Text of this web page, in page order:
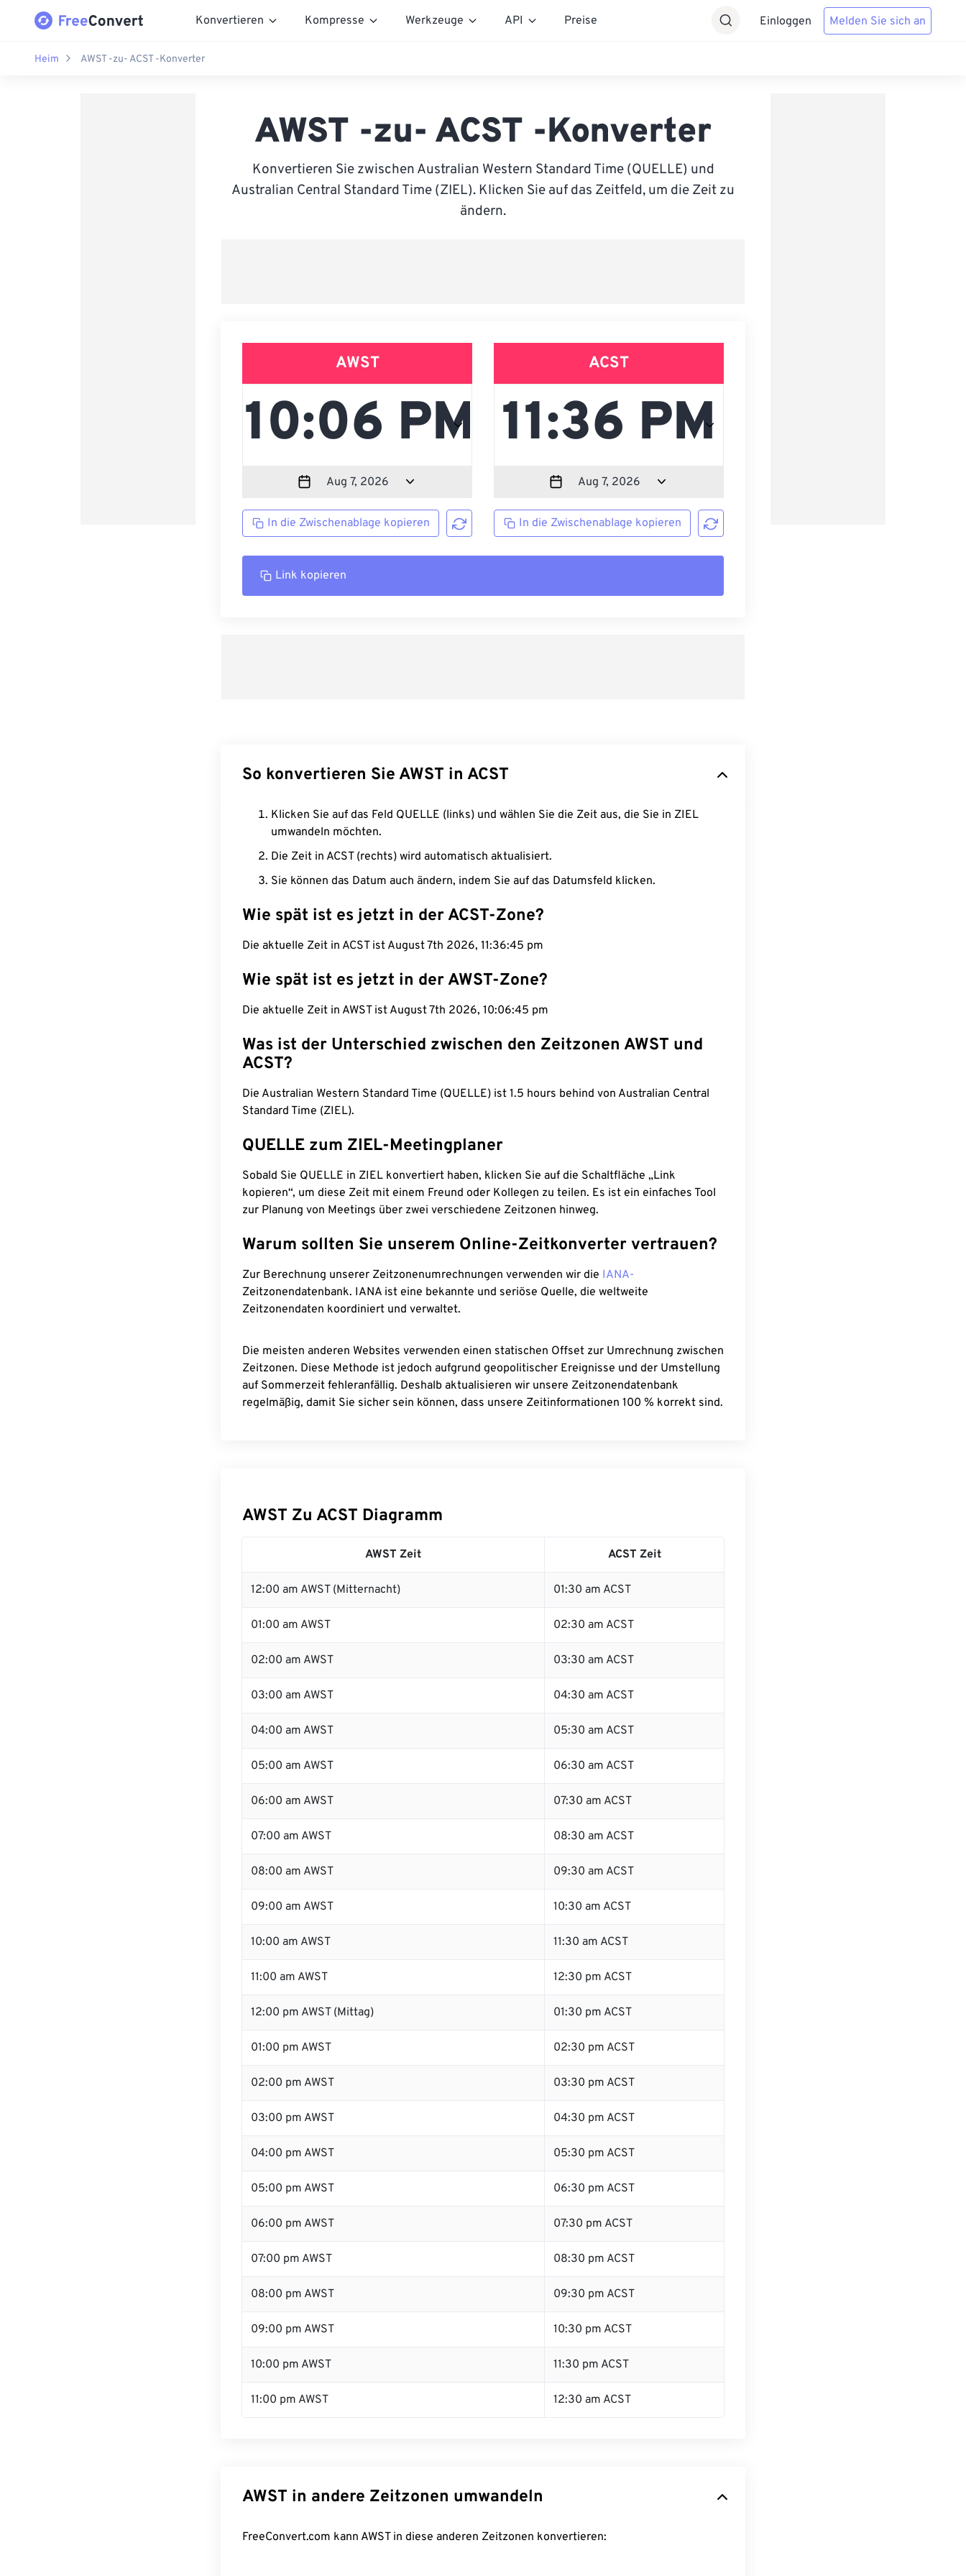
Konvertieren Kompresse Werkzeuge API Preise Einloggen Melden Sie sich an
Heim AWST -zu- ACST -Konverter
AWST -zu- ACST -Konverter
Konvertieren Sie zwischen Australian Western Standard Time (QUELLE) und
Australian Central Standard Time (ZIEL). Klicken Sie auf das Zeitfeld, um die Zeit zu
ändern.
AWST
In die Zwischenablage kopieren
ACST
In die Zwischenablage kopieren
Link kopieren
So konvertieren Sie AWST in ACST
Klicken Sie auf das Feld QUELLE (links) und wählen Sie die Zeit aus, die Sie in ZIEL
umwandeln möchten.
Die Zeit in ACST (rechts) wird automatisch aktualisiert.
Sie können das Datum auch ändern, indem Sie auf das Datumsfeld klicken.
Wie spät ist es jetzt in der ACST-Zone?
Die aktuelle Zeit in ACST ist August 7th 2026, 11:36:46 pm
Wie spät ist es jetzt in der AWST-Zone?
Die aktuelle Zeit in AWST ist August 7th 2026, 10:06:46 pm
Was ist der Unterschied zwischen den Zeitzonen AWST und
ACST?
Die Australian Western Standard Time (QUELLE) ist 1.5 hours behind von Australian Central
Standard Time (ZIEL).
QUELLE zum ZIEL-Meetingplaner
Sobald Sie QUELLE in ZIEL konvertiert haben, klicken Sie auf die Schaltfläche „Link
kopieren“, um diese Zeit mit einem Freund oder Kollegen zu teilen. Es ist ein einfaches Tool
zur Planung von Meetings über zwei verschiedene Zeitzonen hinweg.
Warum sollten Sie unserem Online-Zeitkonverter vertrauen?
Zur Berechnung unserer Zeitzonenumrechnungen verwenden wir die IANA-
Zeitzonendatenbank. IANA ist eine bekannte und seriöse Quelle, die weltweite
Zeitzonendaten koordiniert und verwaltet.
Die meisten anderen Websites verwenden einen statischen Offset zur Umrechnung zwischen
Zeitzonen. Diese Methode ist jedoch aufgrund geopolitischer Ereignisse und der Umstellung
auf Sommerzeit fehleranfällig. Deshalb aktualisieren wir unsere Zeitzonendatenbank
regelmäßig, damit Sie sicher sein können, dass unsere Zeitinformationen 100 % korrekt sind.
AWST Zu ACST Diagramm
AWST Zeit ACST Zeit
12:00 am AWST (Mitternacht) 01:30 am ACST
01:00 am AWST 02:30 am ACST
02:00 am AWST 03:30 am ACST
03:00 am AWST 04:30 am ACST
04:00 am AWST 05:30 am ACST
05:00 am AWST 06:30 am ACST
06:00 am AWST 07:30 am ACST
07:00 am AWST 08:30 am ACST
08:00 am AWST 09:30 am ACST
09:00 am AWST 10:30 am ACST
10:00 am AWST 11:30 am ACST
11:00 am AWST 12:30 pm ACST
12:00 pm AWST (Mittag) 01:30 pm ACST
01:00 pm AWST 02:30 pm ACST
02:00 pm AWST 03:30 pm ACST
03:00 pm AWST 04:30 pm ACST
04:00 pm AWST 05:30 pm ACST
05:00 pm AWST 06:30 pm ACST
06:00 pm AWST 07:30 pm ACST
07:00 pm AWST 08:30 pm ACST
08:00 pm AWST 09:30 pm ACST
09:00 pm AWST 10:30 pm ACST
10:00 pm AWST 11:30 pm ACST
11:00 pm AWST 12:30 am ACST
AWST in andere Zeitzonen umwandeln
FreeConvert.com kann AWST in diese anderen Zeitzonen konvertieren: